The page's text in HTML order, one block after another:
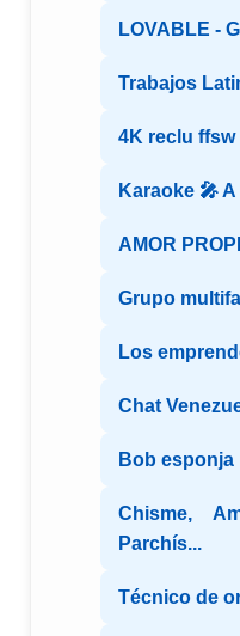
LOVABLE -
Trabajos
4K reclu ffsw
Karaoke 🎤
AMOR
Grupo
Los
Chat
Bob esponja
Chisme,
Parchís...
Técnico de